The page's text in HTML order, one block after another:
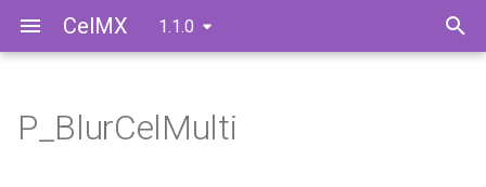
CelMX 1.1.0
インストールとアンインスト
ライセンス認証
エフェクトの適用方法
パラメータリファレンス
P_BlurCelMulti